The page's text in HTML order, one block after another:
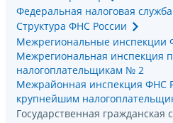
Федеральная налоговая служба
Структура ФНС России
Межрегиональные инспекции
Межрегиональная инспекция
налогоплательщикам № 2
Межрайонная инспекция ФНС
крупнейшим
Государственная гражданская